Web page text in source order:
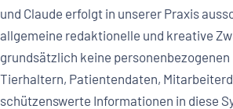
und Claude erfolgt in unserer Praxis
allgemeine redaktionelle und kreative
grundsätzlich keine personenbezogenen
Tierhaltern, Patientendaten,
schützenswerte Informationen in diese